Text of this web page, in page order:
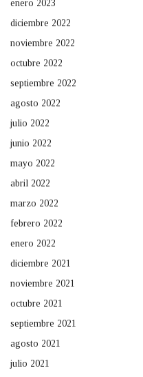
enero 2023
diciembre 2022
noviembre 2022
octubre 2022
septiembre 2022
agosto 2022
julio 2022
junio 2022
mayo 2022
abril 2022
marzo 2022
febrero 2022
enero 2022
diciembre 2021
noviembre 2021
octubre 2021
septiembre 2021
agosto 2021
julio 2021